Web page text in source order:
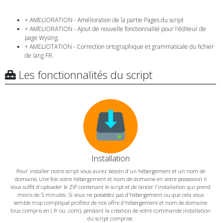
+ AMELIORATION - Amélioration de la partie Pages du script
+ AMELIORATION - Ajout de nouvelle fonctionnalité pour l'éditeur de
page Wysing.
+ AMELIOTATION - Correction ortographique et grammaticale du fichier
de lang FR.
Les fonctionnalités du script
Installation
Pour installer notre script vous aurez besoin d'un hébergement et un nom de
domaine, Une fois votre hébergement et nom de domaine en votre possession il
vous suffit d'uploader le ZIP contenant le script et de lancer l'installation qui prend
moins de 5 minutes. Si vous ne possédez pas d'hébergement ou que cela vous
semble trop compliqué profitez de nos offre d'hébergement et nom de domaine
tous compris en (.fr ou .com), pendant la création de votre commande installation
du script comprise.